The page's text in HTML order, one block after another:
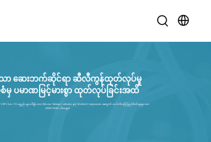
ာ ဆေးဘက်ဆိုင်ရာ ဆီလီကွန်ထုတ်လုပ်မှု
စံမှ ပမာဏမြင့်မားစွာ ထုတ်လုပ်ခြင်းအထိ
Class VI ပစ္စည်းများပါရှိသော Silicone Tubing၊ Catheters နှင့် Molded Components အတွက် သင်၏ယုံကြည်စိတ်ချရသော
OEM/ODM ပါတနာ။